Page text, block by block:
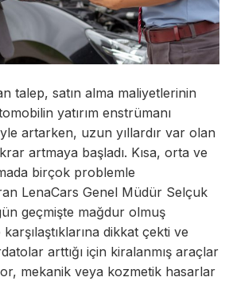
talep, satın alma maliyetlerinin
yatırım enstrümanı
artarken, uzun yıllardır var olan
artmaya başladı. Kısa, orta ve
birçok problemle
LenaCars Genel Müdür Selçuk
geçmişte mağdur olmuş
dikkat çekti ve
arttığı için kiralanmış araçlar
mekanik veya kozmetik hasarlar